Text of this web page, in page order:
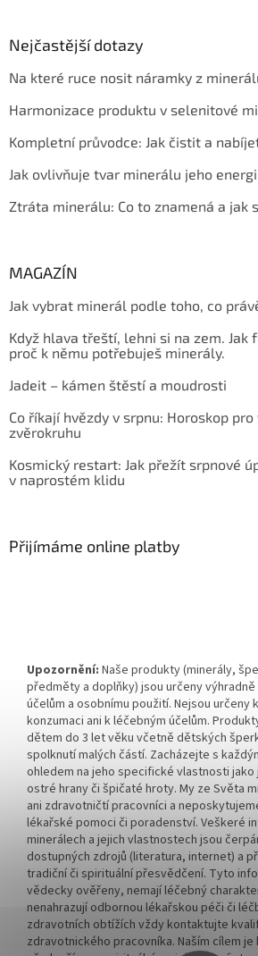
Nejčastější dotazy
Na které ruce nosit náramky z
Harmonizace produktu v selenitové
Kompletní průvodce: Jak čistit a
Jak ovlivňuje tvar minerálu jeho
Ztráta minerálu: Co to znamená a jak
MAGAZÍN
Jak vybrat minerál podle toho, co
Když hlava třeští, lehni si na zem. Jak
proč k němu potřebuješ minerály.
Jadeit – kámen štěstí a moudrosti
Co říkají hvězdy v srpnu: Horoskop
zvěrokruhu
Kosmický restart: Jak přežít srpnové
v naprostém klidu
Přijímáme online platby
Upozornění: Naše produkty (minerály,
předměty a doplňky) jsou určeny
účelům a osobnímu použití. Nejsou určeny
konzumaci ani k léčebným účelům.
dětem do 3 let věku včetně dětských
spolknutí malých částí. Zacházejte s
ohledem na jeho specifické vlastnosti
ostré hrany či špičaté hroty. My ze Světa
ani zdravotničtí pracovníci a
lékařské pomoci či poradenství. Veškeré
minerálech a jejich vlastnostech jsou
dostupných zdrojů (literatura, internet) a
tradiční či spirituální přesvědčení. Tyto
vědecky ověřeny, nemají léčebný
nenahrazují odbornou lékařskou péči či
zdravotních obtížích vždy kontaktujte
zdravotnického pracovníka. Naším cílem